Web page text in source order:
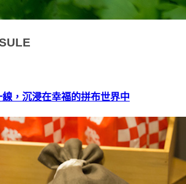
線，沉浸在幸福的拼布世界中